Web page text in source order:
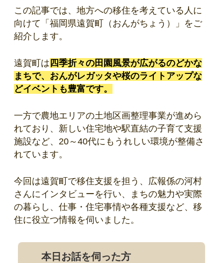
この記事では、地方への移住を考えている人に
向けて「福岡県遠賀町（おんがちょう）」をご
紹介します。
遠賀町は 四季折々の田園風景が広がるのどかな
まちで、おんがレガッタや桜のライトアップな
どイベントも豊富です。
一方で農地エリアの土地区画整理事業が進めら
れており、新しい住宅地や駅直結の子育て支援
施設など、20～40代にもうれしい環境が整備さ
れています。
今回は遠賀町で移住支援を担う、広報係の河村
さんにインタビューを行い、まちの魅力や実際
の暮らし、仕事・住宅事情や各種支援など、移
住に役立つ情報を伺いました。
本日お話を伺った方